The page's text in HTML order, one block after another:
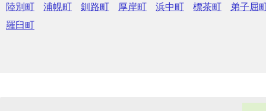
陸別町
浦幌町 釧路町 厚岸町 浜中町 標茶町
弟子屈
羅臼町